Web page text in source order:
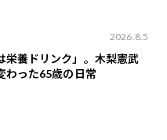
2026.8.5
栄養ドリンク」。木梨憲武
わった65歳の日常